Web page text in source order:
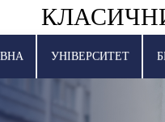
УНІВЕРСИТЕТ